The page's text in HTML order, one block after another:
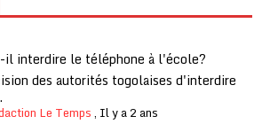
il interdire le téléphone à l'école?
des autorités togolaises d'interdire
Le Temps, Il y a 2 ans